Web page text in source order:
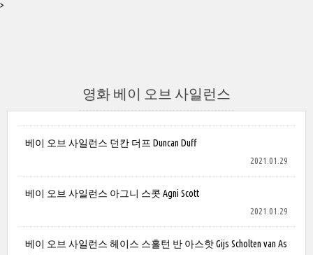
>
영화 베이 오브 사일런스
베이 오브 사일런스 던칸 더프 Duncan Duff
2021.01.29
베이 오브 사일런스 아그니 스콧 Agni Scott
2021.01.29
베이 오브 사일런스 헤이스 스홀턴 반 아스핫 Gijs Scholten van As